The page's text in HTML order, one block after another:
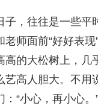
，往往是一些平
师面前“好好表
的大松树上，几
高人胆大。不用
“小心，再小心。